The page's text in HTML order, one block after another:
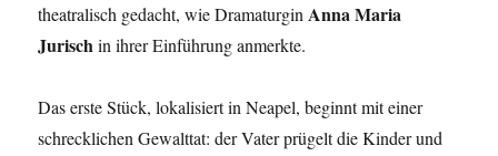
theatralisch gedacht, wie DramaturginAnna Maria
Jurischin ihrer Einführung anmerkte.
Das erste Stück, lokalisiert in Neapel, beginnt mit einer
schrecklichen Gewalttat: der Vater prügelt die Kinder und